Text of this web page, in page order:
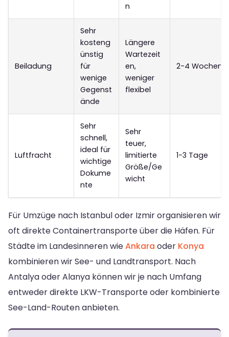
n
Beiladung
Sehr
kosteng
ünstig
für
wenige
Gegenst
ände
Längere
Wartezeit
en,
weniger
flexibel
2-4 Wochen
Luftfracht
Sehr
schnell,
ideal für
wichtige
Dokume
nte
Sehr
teuer,
limitierte
Größe/Ge
wicht
1-3 Tage
Für Umzüge nach Istanbul oder Izmir organisieren wir
oft direkte Containertransporte über die Häfen. Für
Städte im Landesinneren wieAnkara oder Konya
kombinieren wir See- und Landtransport. Nach
Antalya oder Alanya können wir je nach Umfang
entweder direkte LKW-Transporte oder kombinierte
See-Land-Routen anbieten.